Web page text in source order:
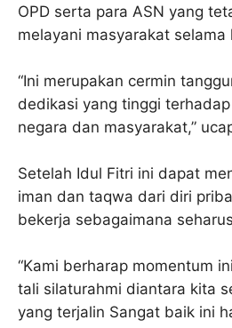
OPD serta para ASN yang
melayani masyarakat selama
“Ini merupakan cermin
dedikasi yang tinggi
negara dan masyarakat,”
Setelah Idul Fitri ini dapat
iman dan taqwa dari diri
bekerja sebagaimana
“Kami berharap momentum
tali silaturahmi diantara kita
yang terjalin Sangat baik ini